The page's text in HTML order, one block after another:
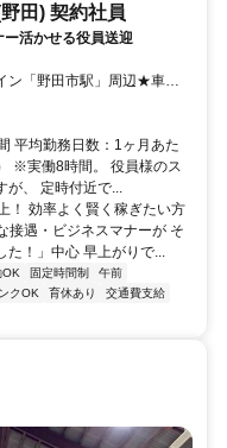
田) 契約社員
活かせる役員送迎
ン「野田市駅」周辺★車通
スタートできます。
平均勤務日数：1ヶ月あた
※実働8時間。 役員様のス
、 定時付近で...
！ 効率よく賢く稼ぎたい方
接遇・ビジネスマナーが そ
！」中心 早上がりで...
OK 固定時間制
午前
クOK 育休あり
交通費支給